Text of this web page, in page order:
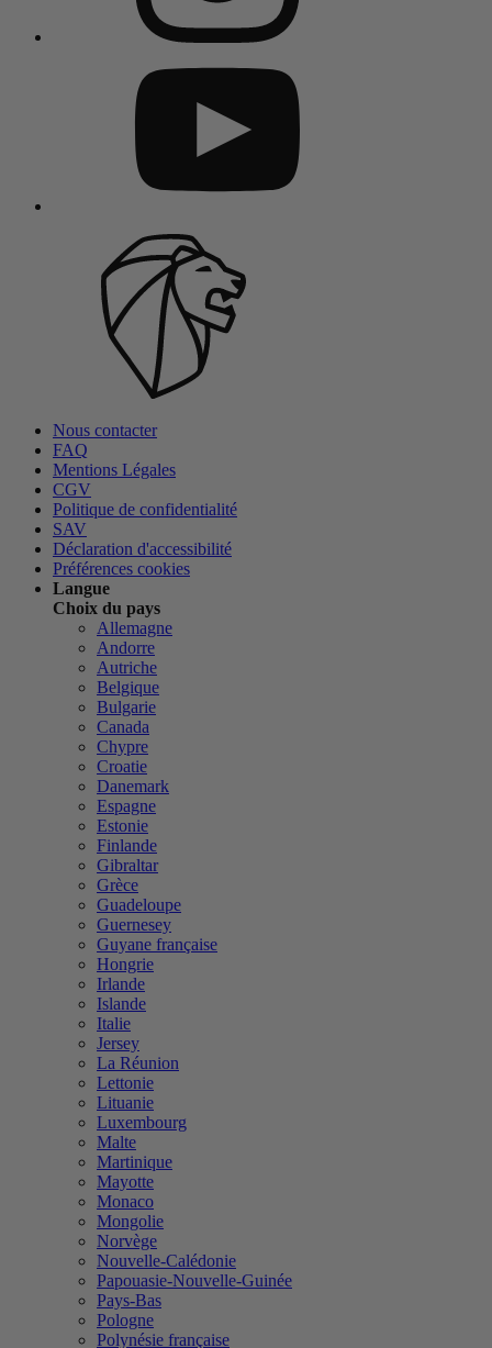
Nous contacter
FAQ
Mentions Légales
CGV
Politique de confidentialité
SAV
Déclaration d'accessibilité
Préférences cookies
Langue
Choix du pays
Allemagne
Andorre
Autriche
Belgique
Bulgarie
Canada
Chypre
Croatie
Danemark
Espagne
Estonie
Finlande
Gibraltar
Grèce
Guadeloupe
Guernesey
Guyane française
Hongrie
Irlande
Islande
Italie
Jersey
La Réunion
Lettonie
Lituanie
Luxembourg
Malte
Martinique
Mayotte
Monaco
Mongolie
Norvège
Nouvelle-Calédonie
Papouasie-Nouvelle-Guinée
Pays-Bas
Pologne
Polynésie française